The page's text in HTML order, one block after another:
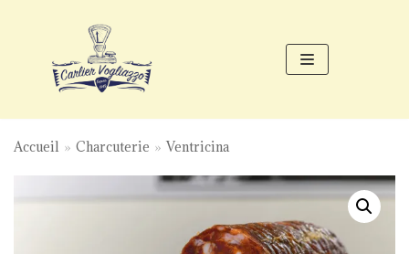
contenu
Accueil » Charcuterie » Ventricina